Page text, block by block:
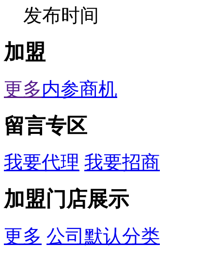
发布时间
加盟
更多内参商机
留言专区
我要代理 我要招商
加盟门店展示
更多 公司默认分类